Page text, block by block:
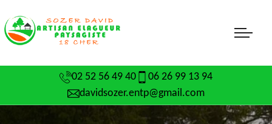
02 52 56 49 40
06 26 99 13 94
davidsozer.entp@gmail.com